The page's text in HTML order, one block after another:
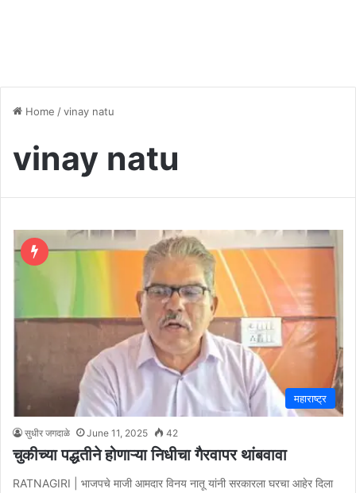
Home /vinay natu
vinay natu
महाराष्ट्र
सुधीर जगदाळे June 11, 2025 42
चुकीच्या पद्धतीने होणाऱ्या निधीचा गैरवापर थांबवावा
RATNAGIRI | भाजपचे माजी आमदार विनय नातू यांनी सरकारला घरचा आहेर दिला